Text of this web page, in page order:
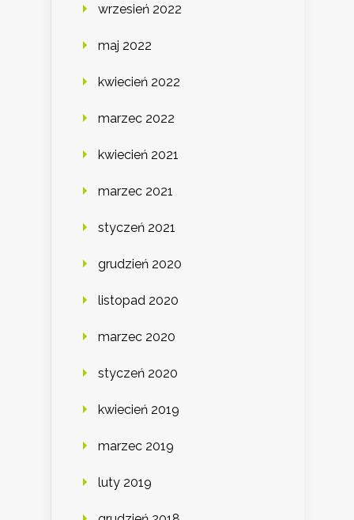
wrzesień 2022
maj 2022
kwiecień 2022
marzec 2022
kwiecień 2021
marzec 2021
styczeń 2021
grudzień 2020
listopad 2020
marzec 2020
styczeń 2020
kwiecień 2019
marzec 2019
luty 2019